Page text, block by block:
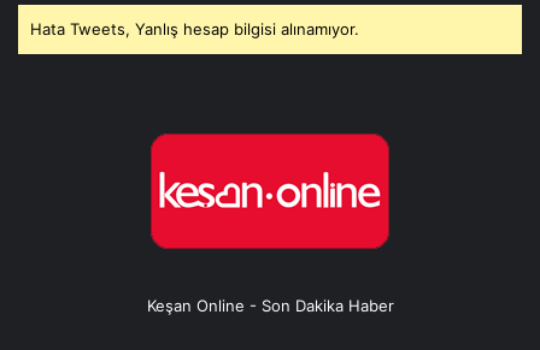
Hata Tweets, Yanlış hesap bilgisi alınamıyor.
Keşan Online - Son Dakika Haber